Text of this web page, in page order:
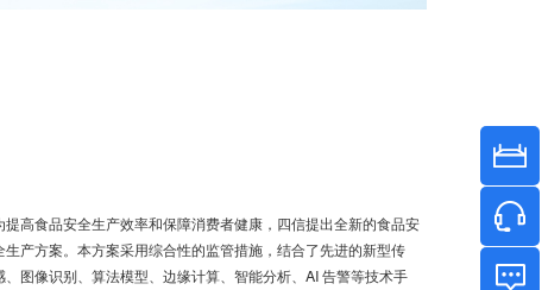
提高食品安全生产效率和保障消费者健康，四信提出全新的食品安
生产方案。本方案采用综合性的监管措施，结合了先进的新型传
、图像识别、算法模型、边缘计算、智能分析、AI 告警等技术手